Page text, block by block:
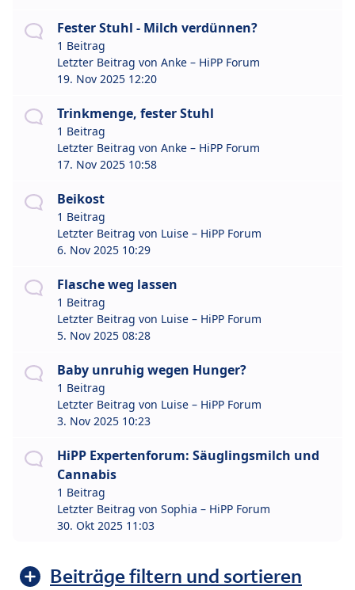
Fester Stuhl - Milch verdünnen?
1 Beitrag
Letzter Beitrag von Anke – HiPP Forum
19. Nov 2025 12:20
Trinkmenge, fester Stuhl
1 Beitrag
Letzter Beitrag von Anke – HiPP Forum
17. Nov 2025 10:58
Beikost
1 Beitrag
Letzter Beitrag von Luise – HiPP Forum
6. Nov 2025 10:29
Flasche weg lassen
1 Beitrag
Letzter Beitrag von Luise – HiPP Forum
5. Nov 2025 08:28
Baby unruhig wegen Hunger?
1 Beitrag
Letzter Beitrag von Luise – HiPP Forum
3. Nov 2025 10:23
HiPP Expertenforum: Säuglingsmilch und
Cannabis
1 Beitrag
Letzter Beitrag von Sophia – HiPP Forum
30. Okt 2025 11:03
Beiträge filtern und sortieren